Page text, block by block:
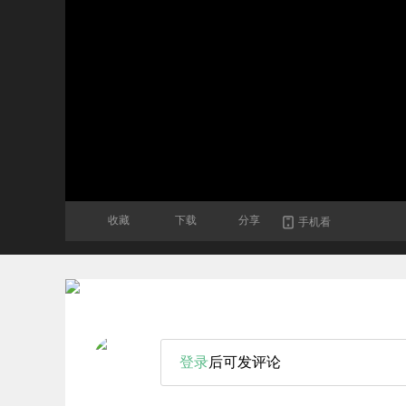
收藏 下载 分享 手机看
登录后可发评论